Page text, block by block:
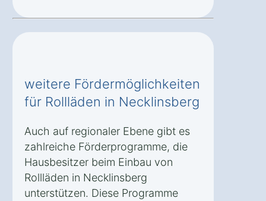
weitere Fördermöglichkeiten
für Rollläden in Necklinsberg
Auch auf regionaler Ebene gibt es
zahlreiche Förderprogramme, die
Hausbesitzer beim Einbau von
Rollläden in Necklinsberg
unterstützen. Diese Programme